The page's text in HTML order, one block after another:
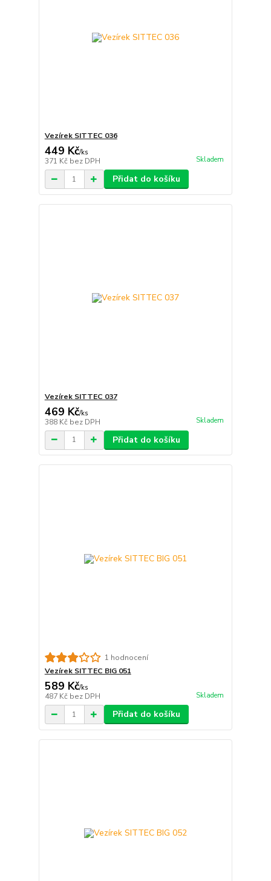
Vezírek SITTEC 036
449 Kč/ks
371 Kč bez DPH Skladem
Přidat do košíku
Vezírek SITTEC 037
469 Kč/ks
388 Kč bez DPH Skladem
Přidat do košíku
1 hodnocení
Vezírek SITTEC BIG 051
589 Kč/ks
487 Kč bez DPH Skladem
Přidat do košíku